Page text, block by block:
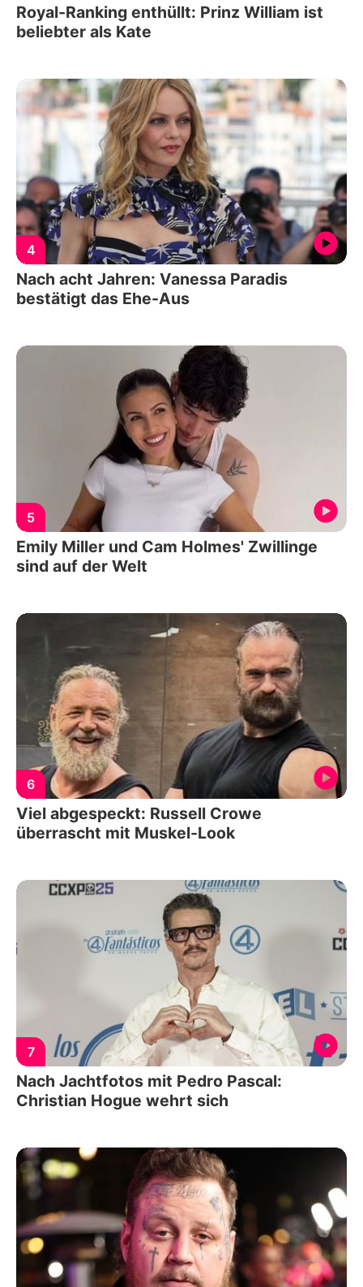
Royal-Ranking enthüllt: Prinz William ist
beliebter als Kate
4
Nach acht Jahren: Vanessa Paradis
bestätigt das Ehe-Aus
5
Emily Miller und Cam Holmes' Zwillinge
sind auf der Welt
6
Viel abgespeckt: Russell Crowe
überrascht mit Muskel-Look
7
Nach Jachtfotos mit Pedro Pascal:
Christian Hogue wehrt sich